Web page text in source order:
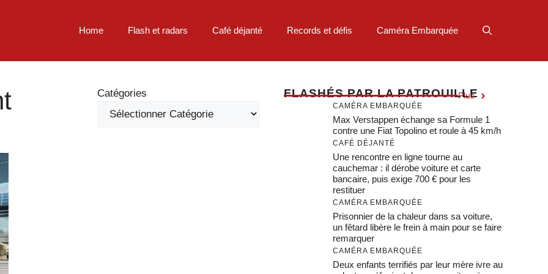
Home Flash et radars Café déjanté Records et défis Caméra Embarquée
Catégories FLASHÉS PAR LA PATROUILLE
Plus
CAMÉRA EMBARQUÉE
Max Verstappen échange sa Formule 1
contre une Fiat Topolino et roule à 45 km/h
CAFÉ DÉJANTÉ
Une rencontre en ligne tourne au
cauchemar : il dérobe voiture et carte
bancaire, puis exige 700 € pour les
restituer
CAMÉRA EMBARQUÉE
Prisonnier de la chaleur dans sa voiture,
un fêtard libère le frein à main pour se faire
remarquer
CAMÉRA EMBARQUÉE
Deux enfants terrifiés par leur mère ivre au